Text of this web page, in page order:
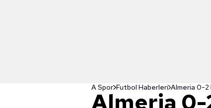
A Spor Futbol Haberleri
Almeria 0-